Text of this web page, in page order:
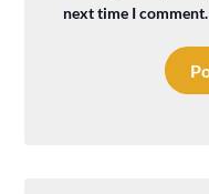
next time I comment.